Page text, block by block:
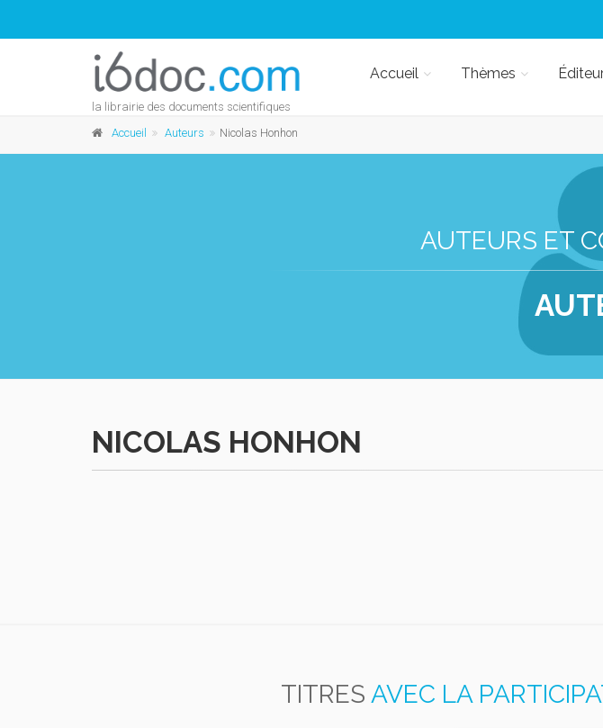
la librairie des documents scientifiques
Accueil Thèmes
Accueil Auteurs Nicolas Honhon
AUTEURS ET
NICOLAS HONHON
TITRES AVEC LA